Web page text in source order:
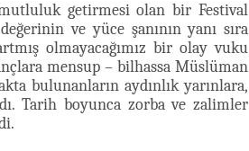
getirmesi olan bir Festival
ve yüce şanının yanı sıra
olmayacağımız bir olay vuku
mensup – bilhassa Müslüman
bulunanların aydınlık yarınlara,
Tarih boyunca zorba ve zalimler